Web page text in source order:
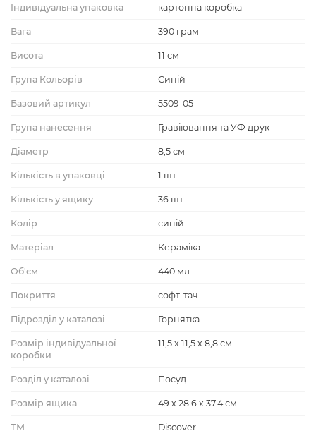
Індивідуальна упаковка картонна коробка
Вага 390 грам
Висота 11 см
Група Кольорів Синій
Базовий артикул 5509-05
Група нанесення Гравіювання та УФ друк
Діаметр 8,5 см
Кількість в упаковці 1 шт
Кількість у ящику 36 шт
Колір синій
Матеріал Кераміка
Об'єм 440 мл
Покриття софт-тач
Підрозділ у каталозі Горнятка
Розмір індивідуальної
коробки
11,5 х 11,5 х 8,8 см
Розділ у каталозі Посуд
Розмір ящика 49 х 28.6 х 37.4 см
ТМ Discover